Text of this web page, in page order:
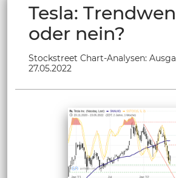
Tesla:
oder nein?
Stockstreet Chart-Analysen:
27.05.2022